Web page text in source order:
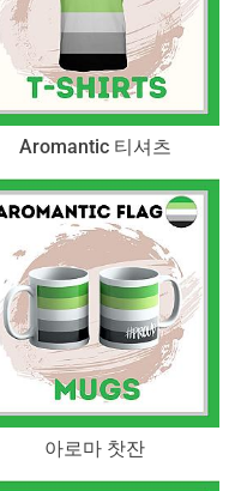
Aromantic 티셔츠
아로마 찻잔